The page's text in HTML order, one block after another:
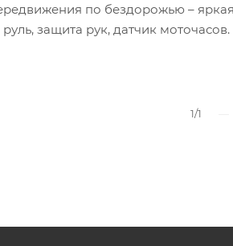
по бездорожью –
защита рук, датчик моточасов.
1/1